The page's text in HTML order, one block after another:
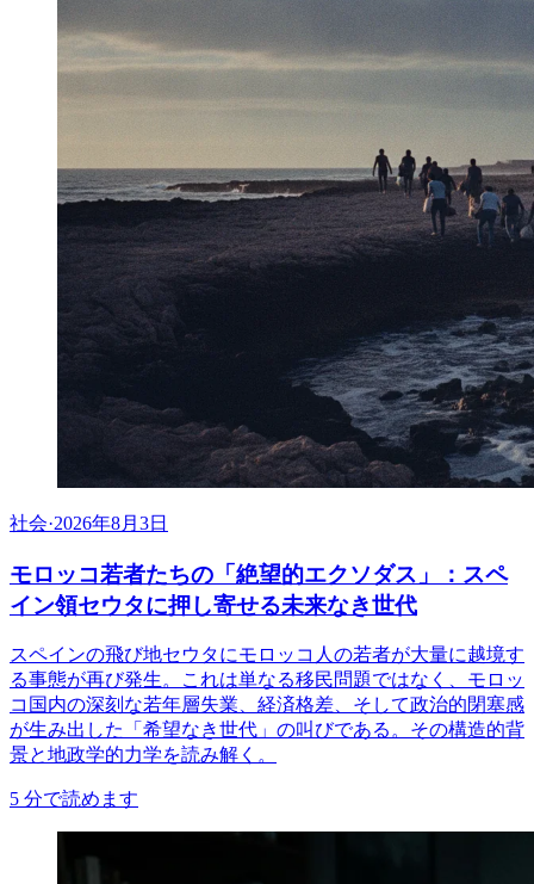
社会·2026年8月3日
モロッコ若者たちの「絶望的エクソダス」：スペ
イン領セウタに押し寄せる未来なき世代
スペインの飛び地セウタにモロッコ人の若者が大量に越境す
る事態が再び発生。これは単なる移民問題ではなく、モロッ
コ国内の深刻な若年層失業、経済格差、そして政治的閉塞感
が生み出した「希望なき世代」の叫びである。その構造的背
景と地政学的力学を読み解く。
5 分で読めます